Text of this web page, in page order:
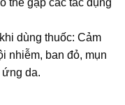
dùng thuốc: Cảm
nhiễm, ban đỏ, mụn
da.